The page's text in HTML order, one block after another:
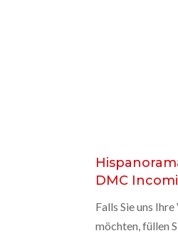
DMC
Falls Sie uns
möchten, füllen